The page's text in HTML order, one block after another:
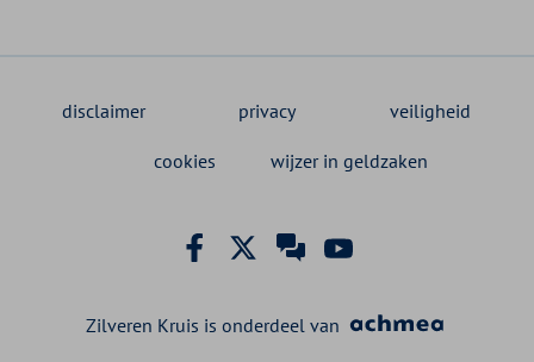
disclaimer privacy veiligheid
cookies wijzer in geldzaken
Facebook Zilveren Kruis
X Zilveren Kruis
Zilveren Kruis
YouTube
Zilveren Kruis is onderdeel van